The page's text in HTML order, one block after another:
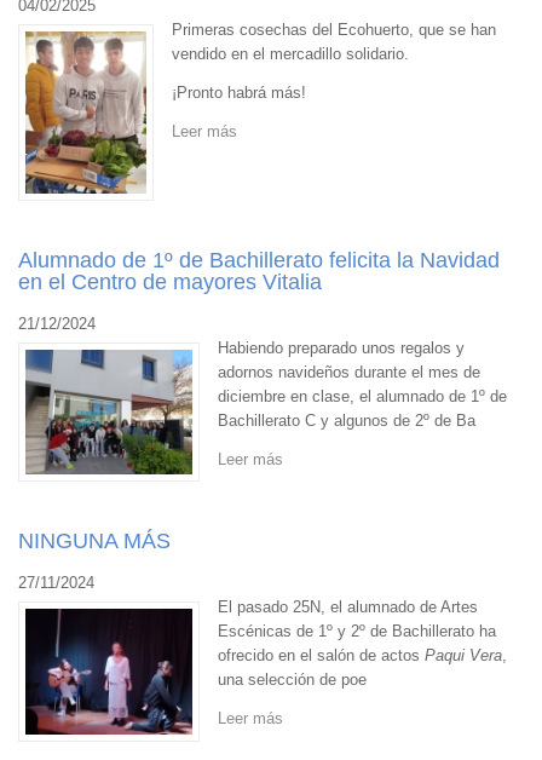
04/02/2025
Primeras cosechas del Ecohuerto, que se han
vendido en el mercadillo solidario.
¡Pronto habrá más!
Leer más
Alumnado de 1º de Bachillerato felicita la Navidad
en el Centro de mayores Vitalia
21/12/2024
Habiendo preparado unos regalos y
adornos navideños durante el mes de
diciembre en clase, el alumnado de 1º de
Bachillerato C y algunos de 2º de Ba
Leer más
NINGUNA MÁS
27/11/2024
El pasado 25N, el alumnado de Artes
Escénicas de 1º y 2º de Bachillerato ha
ofrecido en el salón de actos Paqui Vera,
una selección de poe
Leer más